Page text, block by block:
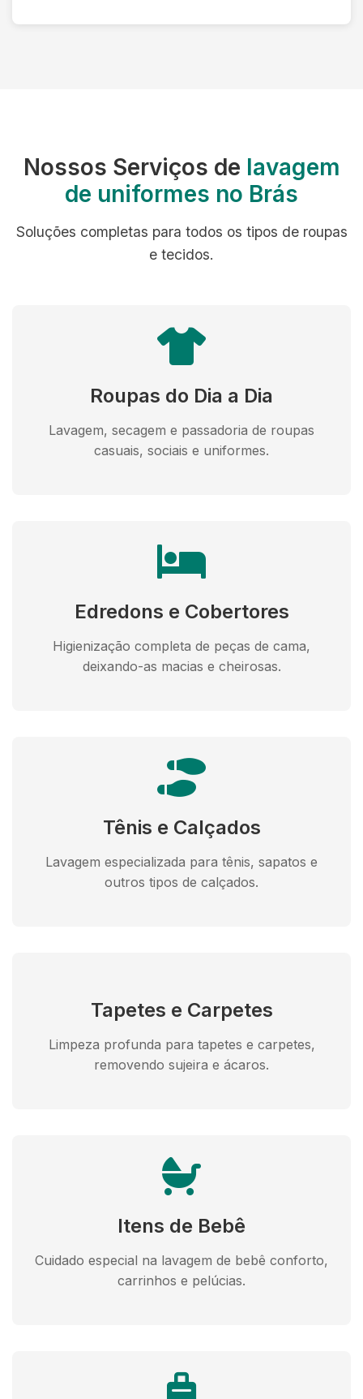
Nossos Serviços de lavagem
de uniformes no Brás
Soluções completas para todos os tipos de roupas
e tecidos.
Roupas do Dia a Dia
Lavagem, secagem e passadoria de roupas
casuais, sociais e uniformes.
Edredons e Cobertores
Higienização completa de peças de cama,
deixando-as macias e cheirosas.
Tênis e Calçados
Lavagem especializada para tênis, sapatos e
outros tipos de calçados.
Tapetes e Carpetes
Limpeza profunda para tapetes e carpetes,
removendo sujeira e ácaros.
Itens de Bebê
Cuidado especial na lavagem de bebê conforto,
carrinhos e pelúcias.